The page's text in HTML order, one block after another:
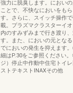
強力に脱臭します。におい
ことで、不快なにおいをも
す。さらに、スイッチ操作
載。プラズマクラスターイ
内のすみずみまで行き渡り
す。また、においの元とな
でにおいの発生を抑えます
細はP.30をご参照ください
ジ）停止中作動中住宅トイ
ストテキストINAXその他